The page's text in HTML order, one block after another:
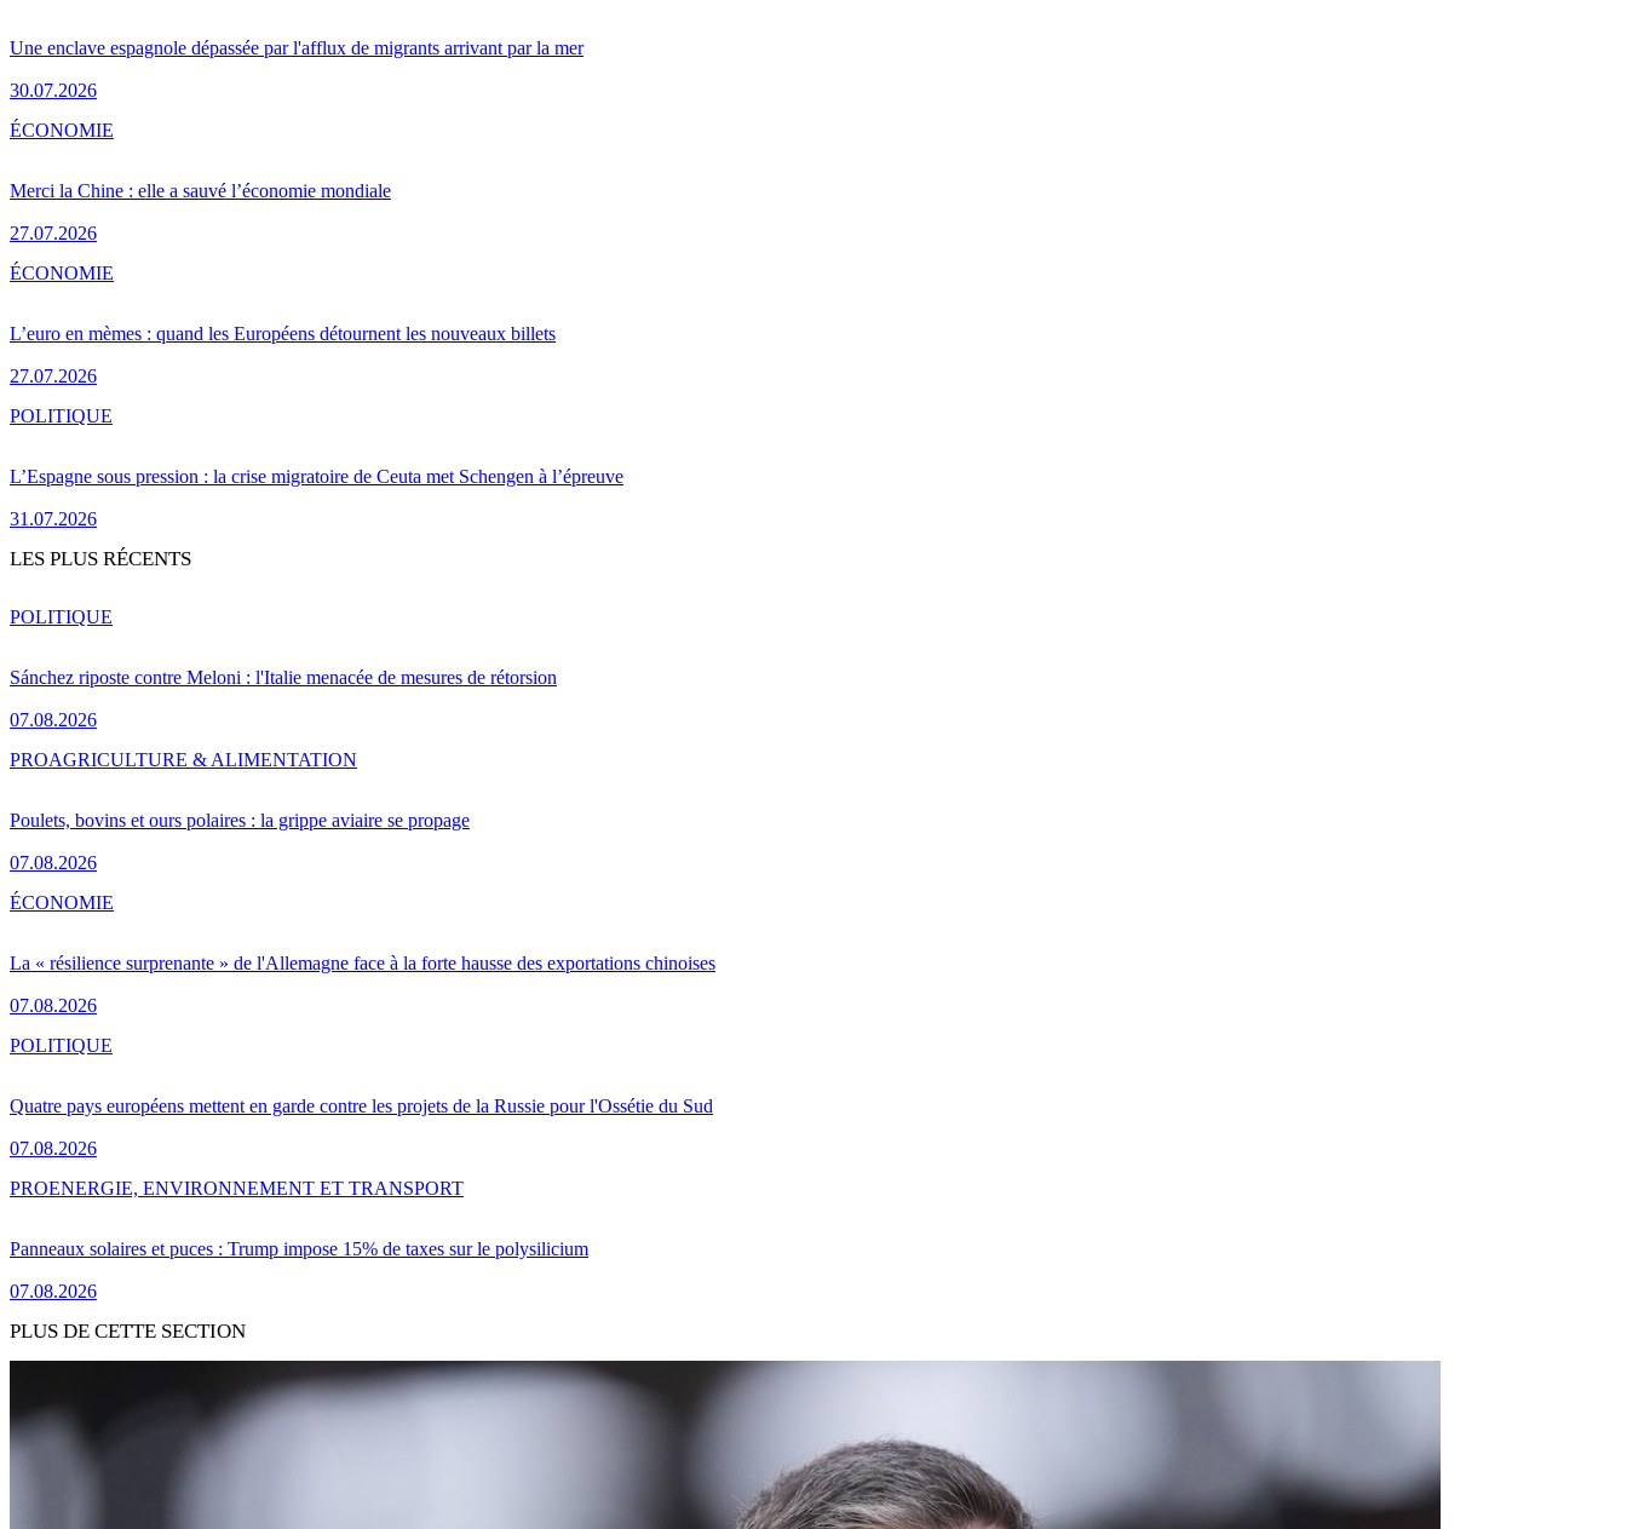
Une enclave espagnole dépassée par l'afflux de migrants arrivant par la mer
30.07.2026
Merci la Chine : elle a sauvé l’économie mondiale
27.07.2026
ÉCONOMIE
L’euro en mèmes : quand les Européens détournent les nouveaux billets
27.07.2026
ÉCONOMIE
L’Espagne sous pression : la crise migratoire de Ceuta met Schengen à l’épreuve
31.07.2026
POLITIQUE
LES PLUS RÉCENTS
Sánchez riposte contre Meloni : l'Italie menacée de mesures de rétorsion
07.08.2026
POLITIQUE
Poulets, bovins et ours polaires : la grippe aviaire se propage
07.08.2026
PROAGRICULTURE & ALIMENTATION
La « résilience surprenante » de l'Allemagne face à la forte hausse des exportations chinoises
07.08.2026
ÉCONOMIE
Quatre pays européens mettent en garde contre les projets de la Russie pour l'Ossétie du Sud
07.08.2026
POLITIQUE
Panneaux solaires et puces : Trump impose 15% de taxes sur le polysilicium
07.08.2026
PROENERGIE, ENVIRONNEMENT ET TRANSPORT
PLUS DE CETTE SECTION